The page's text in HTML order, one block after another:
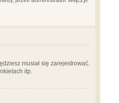
musiał się zarejestrować.
itp.